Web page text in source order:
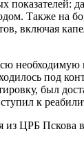
показателей:
Также на
включая
под
был
к